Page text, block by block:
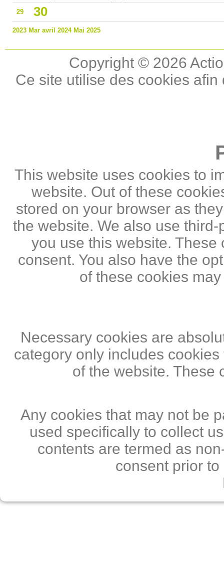
29 30
2023 Mar avril 2024 Mai 2025
Copyright © 2026
Ce site utilise des cookies
This website uses cookies to
website. Out of these
stored on your browser as
the website. We also use
you use this website.
consent. You also have the
of these cookies
Necessary cookies are
category only includes
of the website. These
Any cookies that may not be
used specifically to collect
contents are termed as
consent prior